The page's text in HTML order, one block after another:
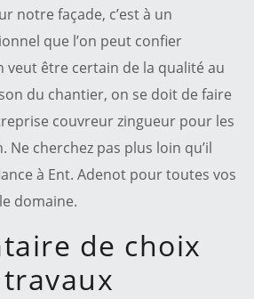
notre façade, c’est à un
que l’on peut confier
veut être certain de la qualité au
du chantier, on se doit de faire
couvreur zingueur pour les
Ne cherchez pas plus loin qu’il
à Ent. Adenot pour toutes vos
domaine.
de choix